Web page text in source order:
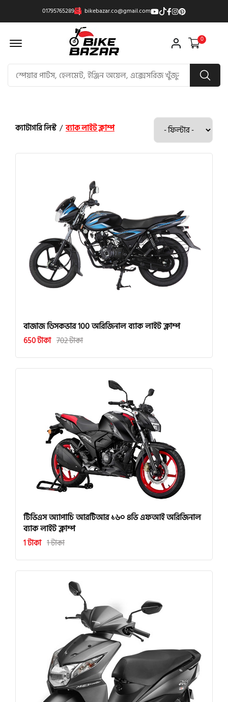
01795765289 bikebazar.co@gmail.com
Offcanvas Menu Open 0
ক্যাটাগরি লিস্ট/ব্যাক লাইট ক্লাম্প
বাজাজ ডিসকভার 100 অরিজিনাল ব্যাক লাইট ক্লাম্প
650 টাকা 702 টাকা
টিভিএস অ্যাপাচি আরটিআর ১৬০ ৪ভি এফআই অরিজিনাল
ব্যাক লাইট ক্লাম্প
1 টাকা 1 টাকা